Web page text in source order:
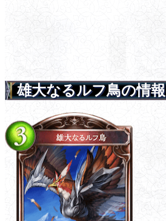
雄大なるルフ鳥の情報